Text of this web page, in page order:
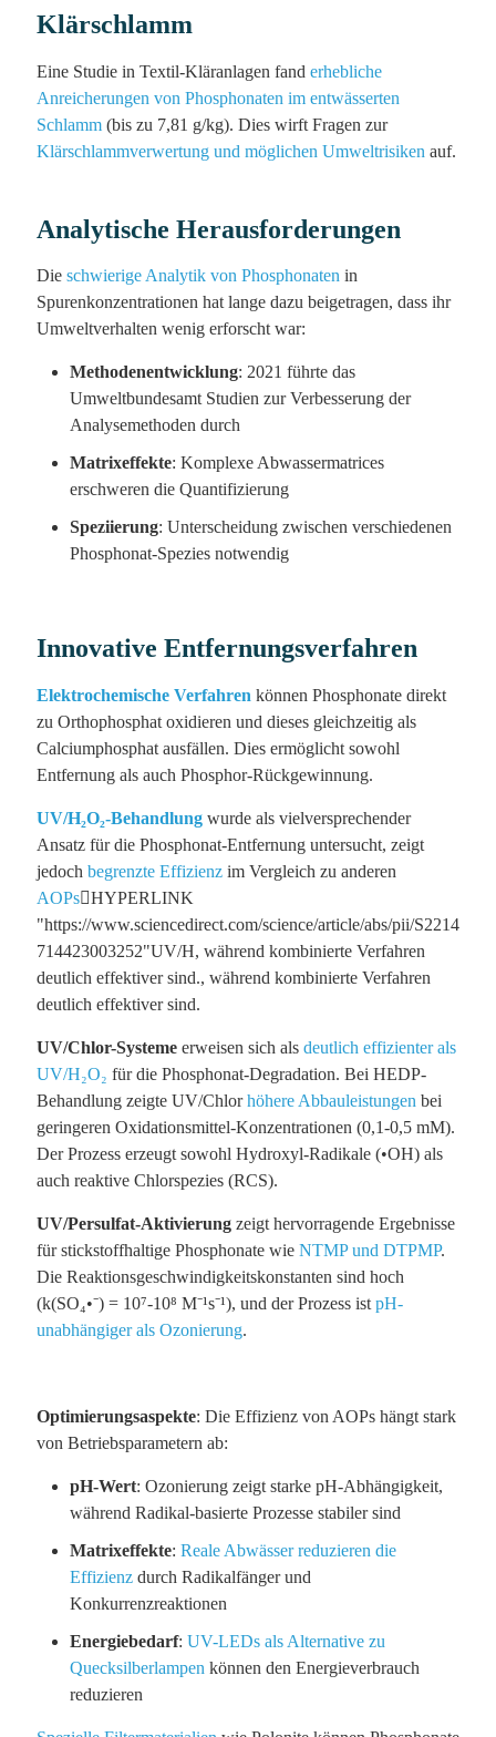
Klärschlamm
Eine Studie in Textil-Kläranlagen fand erhebliche
Anreicherungen von Phosphonaten im entwässerten
Schlamm (bis zu 7,81 g/kg). Dies wirft Fragen zur
Klärschlammverwertung und möglichen Umweltrisiken auf.
Analytische Herausforderungen
Die schwierige Analytik von Phosphonaten in
Spurenkonzentrationen hat lange dazu beigetragen, dass ihr
Umweltverhalten wenig erforscht war:
Methodenentwicklung: 2021 führte das
Umweltbundesamt Studien zur Verbesserung der
Analysemethoden durch
Matrixeffekte: Komplexe Abwassermatrices
erschweren die Quantifizierung
Speziierung: Unterscheidung zwischen verschiedenen
Phosphonat-Spezies notwendig
Innovative Entfernungsverfahren
Elektrochemische Verfahren können Phosphonate direkt
zu Orthophosphat oxidieren und dieses gleichzeitig als
Calciumphosphat ausfällen. Dies ermöglicht sowohl
Entfernung als auch Phosphor-Rückgewinnung.
UV/H₂O₂-Behandlung wurde als vielversprechender
Ansatz für die Phosphonat-Entfernung untersucht, zeigt
jedoch begrenzte Effizienz im Vergleich zu anderen
AOPs﷟HYPERLINK
"https://www.sciencedirect.com/science/article/abs/pii/S2214
714423003252"UV/H, während kombinierte Verfahren
deutlich effektiver sind., während kombinierte Verfahren
deutlich effektiver sind.
UV/Chlor-Systeme erweisen sich als deutlich effizienter als
UV/H₂O₂ für die Phosphonat-Degradation. Bei HEDP-
Behandlung zeigte UV/Chlorhöhere Abbauleistungen bei
geringeren Oxidationsmittel-Konzentrationen (0,1-0,5 mM).
Der Prozess erzeugt sowohl Hydroxyl-Radikale (•OH) als
auch reaktive Chlorspezies (RCS).
UV/Persulfat-Aktivierung zeigt hervorragende Ergebnisse
für stickstoffhaltige Phosphonate wie NTMP und DTPMP.
Die Reaktionsgeschwindigkeitskonstanten sind hoch
(k(SO₄•⁻) = 10⁷-10⁸ M⁻¹s⁻¹), und der Prozess ist pH-
unabhängiger als Ozonierung.
Optimierungsaspekte: Die Effizienz von AOPs hängt stark
von Betriebsparametern ab:
pH-Wert: Ozonierung zeigt starke pH-Abhängigkeit,
während Radikal-basierte Prozesse stabiler sind
Matrixeffekte: Reale Abwässer reduzieren die
Effizienz durch Radikalfänger und
Konkurrenzreaktionen
Energiebedarf: UV-LEDs als Alternative zu
Quecksilberlampen können den Energieverbrauch
reduzieren